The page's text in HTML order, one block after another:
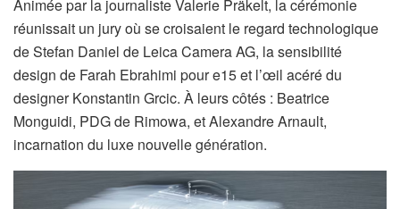
Animée par la journaliste Valerie Präkelt, la cérémonie
réunissait un jury où se croisaient le regard technologique
de Stefan Daniel de Leica Camera AG, la sensibilité
design de Farah Ebrahimi pour e15 et l’œil acéré du
designer Konstantin Grcic. À leurs côtés : Beatrice
Monguidi, PDG de Rimowa, et Alexandre Arnault,
incarnation du luxe nouvelle génération.